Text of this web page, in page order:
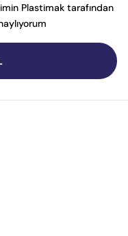
Plastimak tarafından